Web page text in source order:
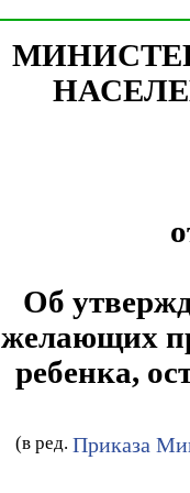
Об
желающих
ребенка,
(в ред. Приказа